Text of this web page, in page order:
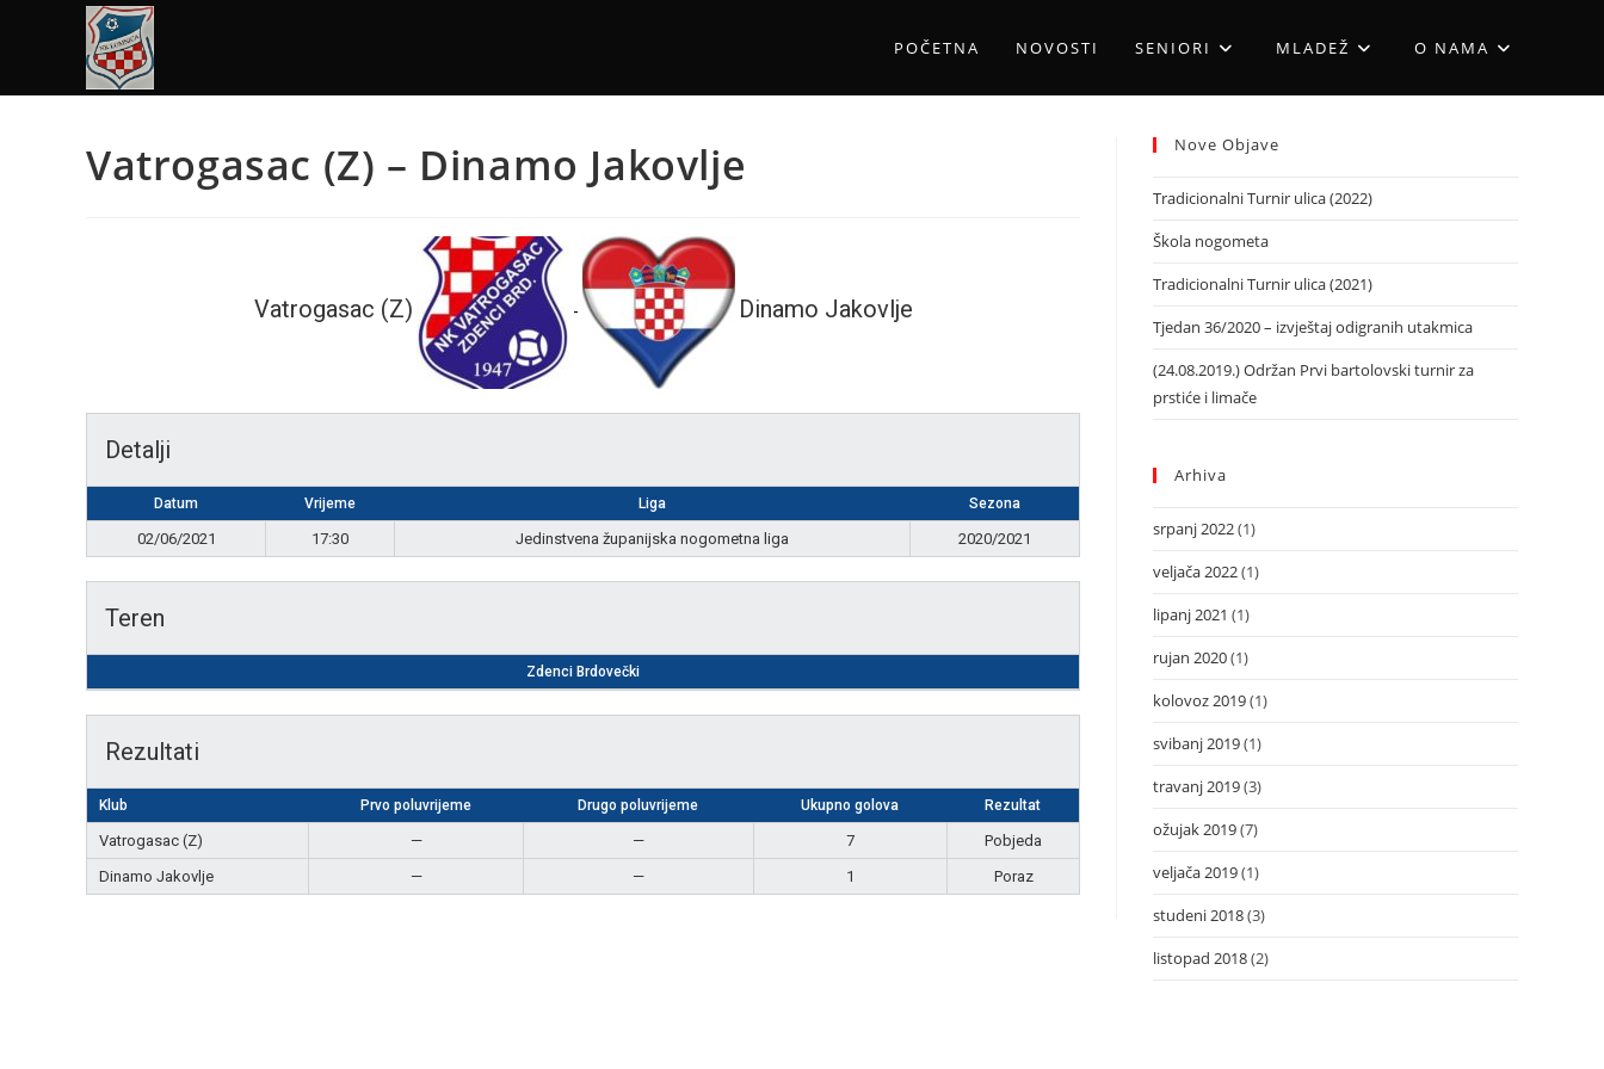
POČETNA NOVOSTI SENIORI MLADEŽ O NAMA
Vatrogasac (Z) – Dinamo Jakovlje
Vatrogasac (Z) - Dinamo Jakovlje
Detalji
Datum Vrijeme Liga Sezona
02/06/2021 17:30 Jedinstvena županijska nogometna liga 2020/2021
Teren
Zdenci Brdovečki
Rezultati
Klub Prvo poluvrijeme Drugo poluvrijeme Ukupno golova Rezultat
Vatrogasac (Z) — — 7
Pobjeda
Dinamo Jakovlje
— — 1 Poraz
Nove Objave
Tradicionalni Turnir ulica (2022)
Škola nogometa
Tradicionalni Turnir ulica (2021)
Tjedan 36/2020 – izvještaj odigranih utakmica
(24.08.2019.) Održan Prvi bartolovski turnir za
prstiće i limače
Arhiva
srpanj 2022(1)
veljača 2022(1)
lipanj 2021 (1)
rujan 2020(1)
kolovoz 2019(1)
svibanj 2019(1)
travanj 2019(3)
ožujak 2019(7)
veljača 2019(1)
studeni 2018(3)
listopad 2018(2)